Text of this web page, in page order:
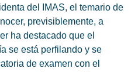
del IMAS, el temario de
previsiblemente, a
ha destacado que el
se está perfilando y se
de examen con el